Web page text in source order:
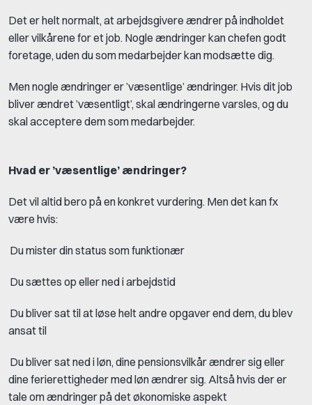
Det er helt normalt, at arbejdsgivere ændrer på indholdet
eller vilkårene for et job. Nogle ændringer kan chefen godt
foretage, uden du som medarbejder kan modsætte dig.
Men nogle ændringer er ’væsentlige’ ændringer. Hvis dit job
bliver ændret ’væsentligt’, skal ændringerne varsles, og du
skal acceptere dem som medarbejder.
Hvad er ’væsentlige’ ændringer?
Det vil altid bero på en konkret vurdering. Men det kan fx
være hvis:
Du mister din status som funktionær
Du sættes op eller ned i arbejdstid
Du bliver sat til at løse helt andre opgaver end dem, du blev
ansat til
Du bliver sat ned i løn, dine pensionsvilkår ændrer sig eller
dine ferierettigheder med løn ændrer sig. Altså hvis der er
tale om ændringer på det økonomiske aspekt